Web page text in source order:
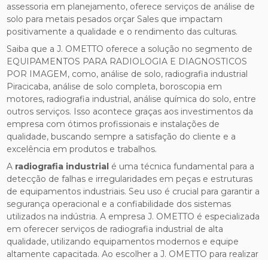
assessoria em planejamento, oferece serviços de análise de
solo para metais pesados orçar Sales que impactam
positivamente a qualidade e o rendimento das culturas.
Saiba que a J. OMETTO oferece a solução no segmento de
EQUIPAMENTOS PARA RADIOLOGIA E DIAGNOSTICOS
POR IMAGEM, como, análise de solo, radiografia industrial
Piracicaba, análise de solo completa, boroscopia em
motores, radiografia industrial, análise química do solo, entre
outros serviços. Isso acontece graças aos investimentos da
empresa com ótimos profissionais e instalações de
qualidade, buscando sempre a satisfação do cliente e a
excelência em produtos e trabalhos.
A radiografia industrial é uma técnica fundamental para a
detecção de falhas e irregularidades em peças e estruturas
de equipamentos industriais. Seu uso é crucial para garantir a
segurança operacional e a confiabilidade dos sistemas
utilizados na indústria. A empresa J. OMETTO é especializada
em oferecer serviços de radiografia industrial de alta
qualidade, utilizando equipamentos modernos e equipe
altamente capacitada. Ao escolher a J. OMETTO para realizar